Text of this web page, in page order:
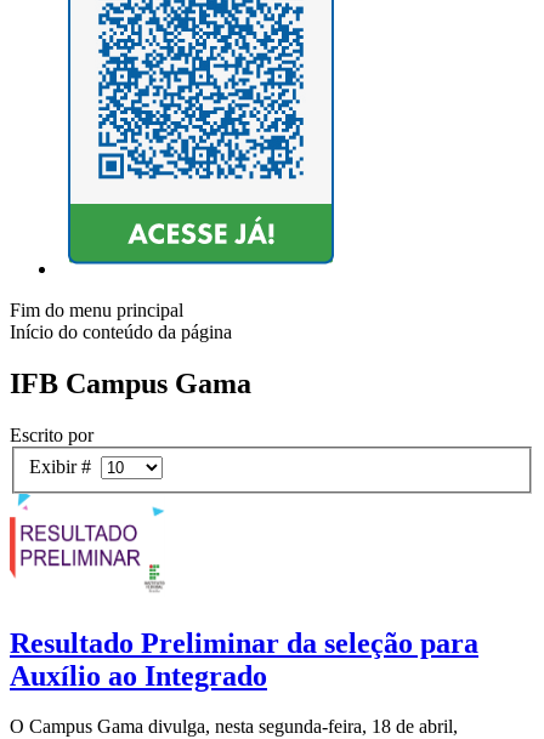
Fim do menu principal
Início do conteúdo da página
IFB Campus Gama
Escrito por
Exibir #
Resultado Preliminar da seleção para
Auxílio ao Integrado
O Campus Gama divulga, nesta segunda-feira, 18 de abril,